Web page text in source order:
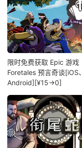
限时免费获取 Epic 游戏
Foretales 预言奇谈[iOS、
Android][¥15→0]